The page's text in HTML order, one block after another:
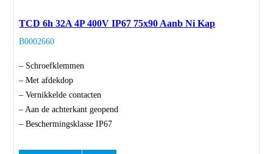
TCD 6h 32A 4P 400V IP67 75x90 Aanb Ni Kap
B0002660
– Schroefklemmen
– Met afdekdop
– Vernikkelde contacten
– Aan de achterkant geopend
– Beschermingsklasse IP67